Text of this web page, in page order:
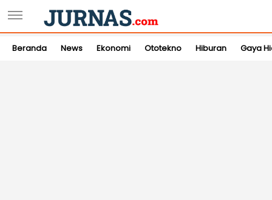
Beranda News Ekonomi Ototekno Hiburan Gaya